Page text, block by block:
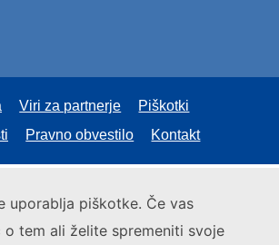
uporablja piškotke. Če vas
o tem ali želite spremeniti svoje
Viri za partnerje
Piškotki
Pravno obvestilo Kontakt